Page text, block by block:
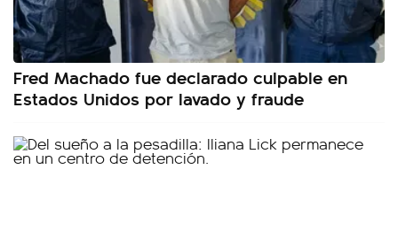
Fred Machado fue declarado culpable en
Estados Unidos por lavado y fraude